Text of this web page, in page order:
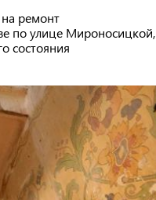
ремонт
по улице Мироносицкой,
состояния